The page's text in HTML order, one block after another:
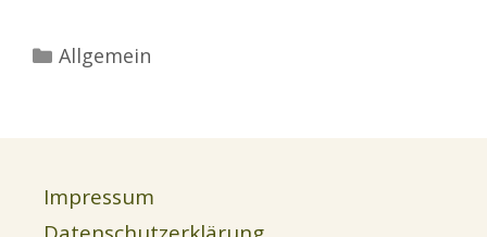
Kategorien
Allgemein
Impressum